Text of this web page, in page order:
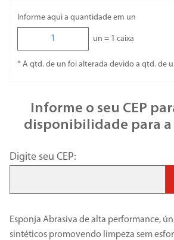
Informe aqui a quantidade em un
un = 1 caixa
* A qtd. de un foi alterada devido a qtd. de
Informe o seu CEP
disponibilidade para a
Digite seu CEP:
Esponja Abrasiva de alta performance,
sintéticos promovendo limpeza sem